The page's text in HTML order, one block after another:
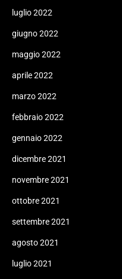
luglio 2022
giugno 2022
maggio 2022
aprile 2022
marzo 2022
febbraio 2022
gennaio 2022
dicembre 2021
novembre 2021
ottobre 2021
settembre 2021
agosto 2021
luglio 2021